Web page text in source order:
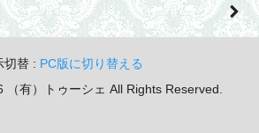
切替 : PC版に切り替える
有）トゥーシェ All Rights Reserved.